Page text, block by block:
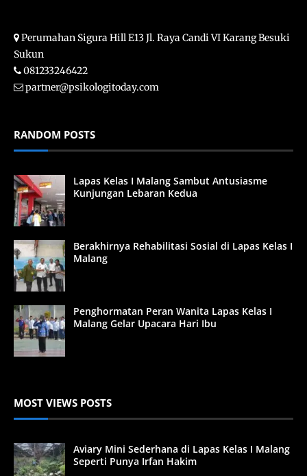
Perumahan Sigura Hill E13 Jl. Raya Candi VI Karang Besuki
Sukun
081233246422
partner@psikologitoday.com
RANDOM POSTS
Lapas Kelas I Malang Sambut Antusiasme
Kunjungan Lebaran Kedua
Berakhirnya Rehabilitasi Sosial di Lapas Kelas I
Malang
Penghormatan Peran Wanita Lapas Kelas I
Malang Gelar Upacara Hari Ibu
MOST VIEWS POSTS
Aviary Mini Sederhana di Lapas Kelas I Malang
Seperti Punya Irfan Hakim